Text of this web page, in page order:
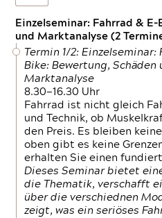
Einzelseminar: Fahrrad &
und Marktanalyse (2
Termin 1/2: Einzelseminar:
Bike: Bewertung, Schäden
Marktanalyse
8.30—16.30 Uhr
Fahrrad ist nicht gleich
und Technik, ob
den Preis. Es bleiben
oben gibt es keine
erhalten Sie einen
Dieses Seminar bietet
die Thematik, verschafft
über die verschiednen
zeigt, was ein seriöses